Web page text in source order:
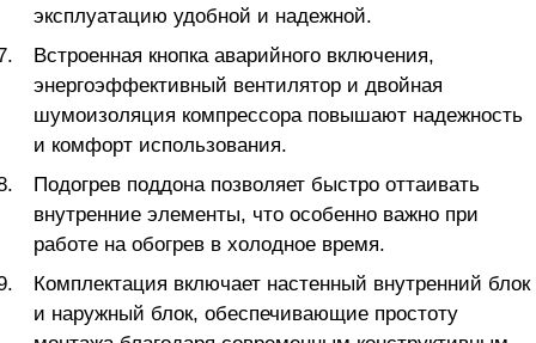
эксплуатацию удобной и надежной.
Встроенная кнопка аварийного включения,
энергоэффективный вентилятор и двойная
шумоизоляция компрессора повышают надежность
и комфорт использования.
Подогрев поддона позволяет быстро оттаивать
внутренние элементы, что особенно важно при
работе на обогрев в холодное время.
Комплектация включает настенный внутренний блок
и наружный блок, обеспечивающие простоту